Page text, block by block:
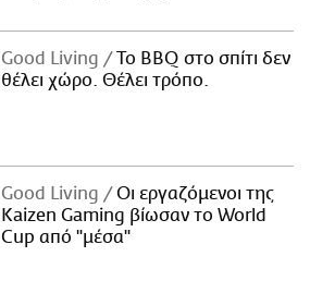
Good Living
Το BBQ στο σπίτι δεν
θέλει χώρο. Θέλει τρόπο.
Good Living
Οι εργαζόμενοι της
Kaizen Gaming βίωσαν το World
Cup από "μέσα"